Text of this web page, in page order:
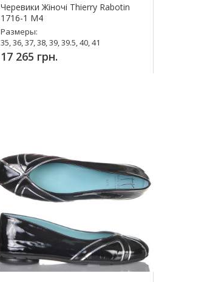
Черевики Жіночі Thierry Rabotin
1716-1 M4
Размеры:
35, 36, 37, 38, 39, 39.5, 40, 41
17 265 грн.